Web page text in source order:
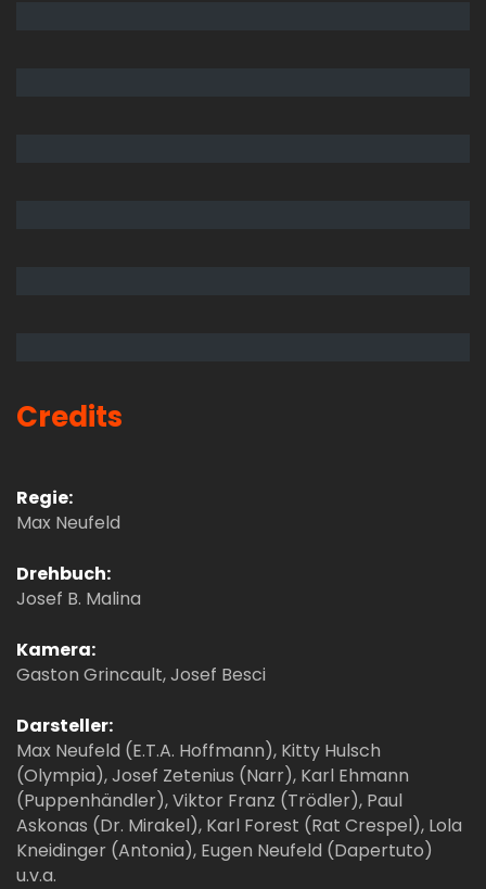
Credits
Regie:
Max Neufeld
Drehbuch:
Josef B. Malina
Kamera:
Gaston Grincault, Josef Besci
Darsteller:
Max Neufeld (E.T.A. Hoffmann), Kitty Hulsch
(Olympia), Josef Zetenius (Narr), Karl Ehmann
(Puppenhändler), Viktor Franz (Trödler), Paul
Askonas (Dr. Mirakel), Karl Forest (Rat Crespel), Lola
Kneidinger (Antonia), Eugen Neufeld (Dapertuto)
u.v.a.